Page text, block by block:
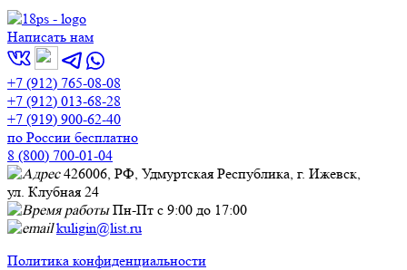
Написать нам
+7 (912) 765-08-08
+7 (912) 013-68-28
+7 (919) 900-62-40
по России бесплатно
8 (800) 700-01-04
426006, РФ, Удмуртская Республика, г. Ижевск,
ул. Клубная 24
Пн-Пт с 9:00 до 17:00
kuligin@list.ru
Политика конфиденциальности